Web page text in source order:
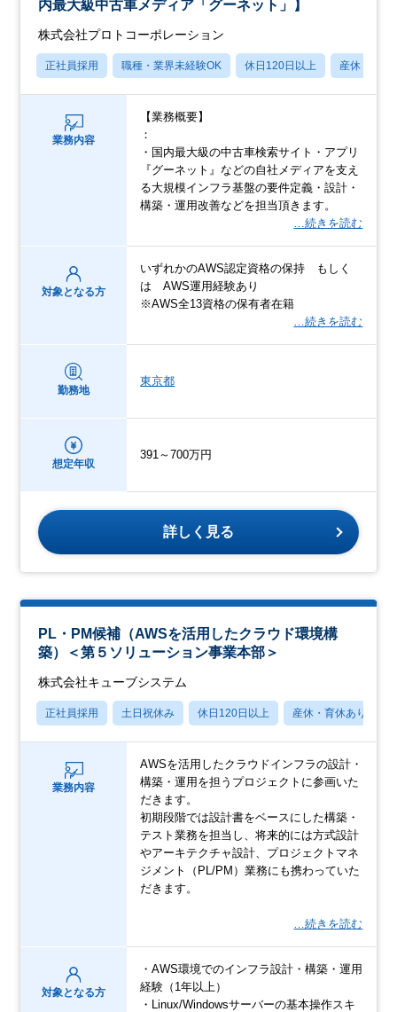
内最大級中古車メディア「グーネット」】
株式会社プロトコーポレーション
正社員採用 職種・業界未経験OK 休日120日以上 産休・育休
業務内容
【業務概要】
：
・国内最大級の中古車検索サイト・アプリ
『グーネット』などの自社メディアを支え
る大規模インフラ基盤の要件定義・設計・
構築・運用改善などを担当頂きます。
…続きを読む
対象となる方
いずれかのAWS認定資格の保持 もしく
は AWS運用経験あり
※AWS全13資格の保有者在籍
…続きを読む
勤務地
東京都
想定年収
391～700万円
詳しく見る
PL・PM候補（AWSを活用したクラウド環境構
築）＜第５ソリューション事業本部＞
株式会社キューブシステム
正社員採用 土日祝休み 休日120日以上 産休・育休あり
業務内容
AWSを活用したクラウドインフラの設計・
構築・運用を担うプロジェクトに参画いた
だきます。
初期段階では設計書をベースにした構築・
テスト業務を担当し、将来的には方式設計
やアーキテクチャ設計、プロジェクトマネ
ジメント（PL/PM）業務にも携わっていた
だきます。
…続きを読む
対象となる方
・AWS環境でのインフラ設計・構築・運用
経験（1年以上）
・Linux/Windowsサーバーの基本操作スキ